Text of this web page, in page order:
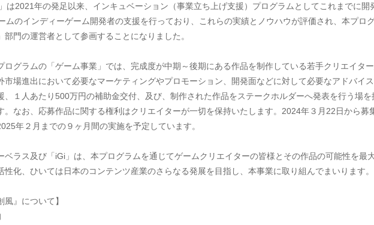
」は2021年の発足以来、インキュベーション（事業立ち上げ支援）プログラムとしてこれまでに開
ムのインディーゲーム開発者の支援を行っており、これらの実績とノウハウが評価され、本プロ
部門の運営者として参画することになりました。
グラムの「ゲーム事業」では、完成度が中期～後期にある作品を制作している若手クリエイタ
市場進出において必要なマーケティングやプロモーション、開発面などに対して必要なアドバイ
、１人あたり500万円の補助金交付、及び、制作された作品をステークホルダーへ発表を行う場
。なお、応募作品に関する権利はクリエイターが一切を保持いたします。2024年３月22日から募
年２月までの９ヶ月間の実施を予定しています。
ラス及び「iGi」は、本プログラムを通じてゲームクリエイターの皆様とその作品の可能性を最
性化、ひいては日本のコンテンツ産業のさらなる発展を目指し、本事業に取り組んでまいります。
風』について】